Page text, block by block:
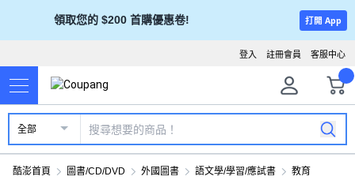
領取您的 $200 首購優惠卷! 打開 App
客服中心
註冊會員
登入
全部
酷澎首頁 圖書/CD/DVD 外國圖書 語文學/學習/應試書 教育